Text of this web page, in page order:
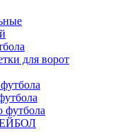
для ворот
футбола